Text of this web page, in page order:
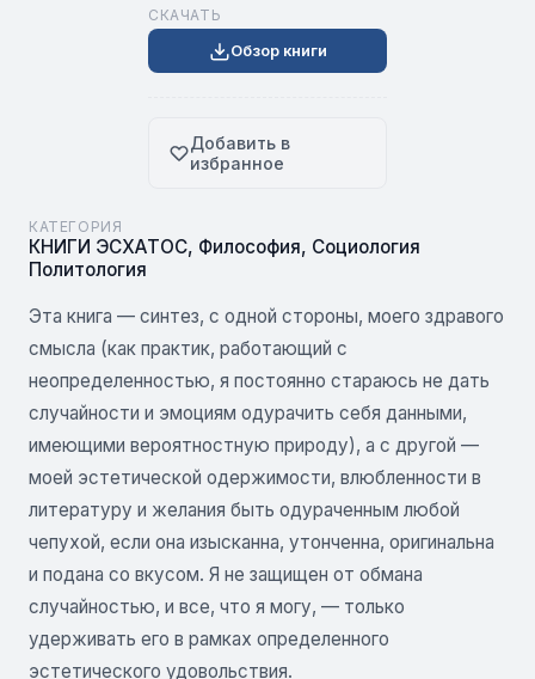
СКАЧАТЬ
Обзор книги
Добавить в
избранное
КАТЕГОРИЯ
КНИГИ ЭСХАТОС, Философия, Социология
Политология
Эта книга — синтез, с одной стороны, моего здравого
смысла (как практик, работающий с
неопределенностью, я постоянно стараюсь не дать
случайности и эмоциям одурачить себя данными,
имеющими вероятностную природу), а с другой —
моей эстетической одержимости, влюбленности в
литературу и желания быть одураченным любой
чепухой, если она изысканна, утонченна, оригинальна
и подана со вкусом. Я не защищен от обмана
случайностью, и все, что я могу, — только
удерживать его в рамках определенного
эстетического удовольствия.